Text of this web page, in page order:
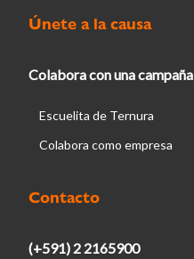
Únete a la causa
Colabora con una campaña
Escuelita de Ternura
Colabora como empresa
Contacto
(+591) 2 2165900